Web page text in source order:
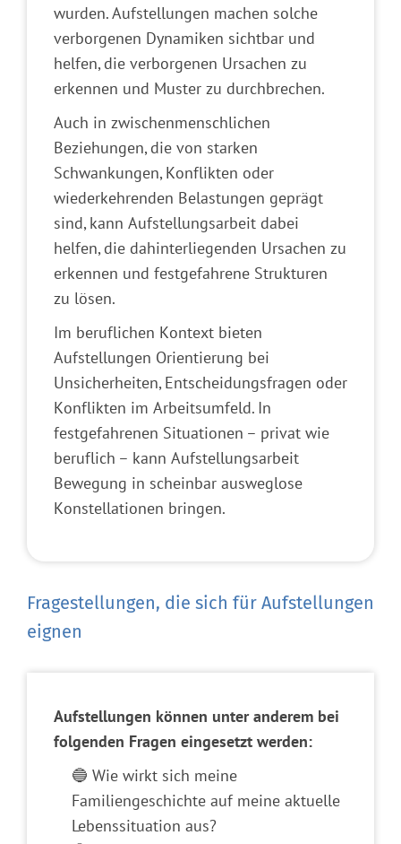
wurden. Aufstellungen machen solche
verborgenen Dynamiken sichtbar und
helfen, die verborgenen Ursachen zu
erkennen und Muster zu durchbrechen.
Auch in zwischenmenschlichen
Beziehungen, die von starken
Schwankungen, Konflikten oder
wiederkehrenden Belastungen geprägt
sind, kann Aufstellungsarbeit dabei
helfen, die dahinterliegenden Ursachen zu
erkennen und festgefahrene Strukturen
zu lösen.
Im beruflichen Kontext bieten
Aufstellungen Orientierung bei
Unsicherheiten, Entscheidungsfragen oder
Konflikten im Arbeitsumfeld. In
festgefahrenen Situationen – privat wie
beruflich – kann Aufstellungsarbeit
Bewegung in scheinbar ausweglose
Konstellationen bringen.
Fragestellungen, die sich für Aufstellungen
eignen
Aufstellungen können unter anderem bei
folgenden Fragen eingesetzt werden:
🔵 Wie wirkt sich meine
Familiengeschichte auf meine aktuelle
Lebenssituation aus?